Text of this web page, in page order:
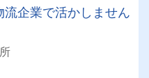
企業で活かしません